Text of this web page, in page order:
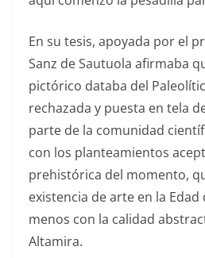
En su tesis, apoyada por el
Sanz de Sautuola afirmaba
pictórico databa del
rechazada y puesta en tela
parte de la comunidad
con los planteamientos
prehistórica del momento,
existencia de arte en la
menos con la calidad
Altamira.